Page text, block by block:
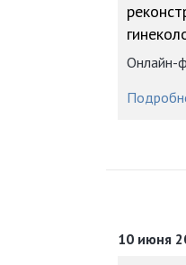
Онлайн-
10 июня